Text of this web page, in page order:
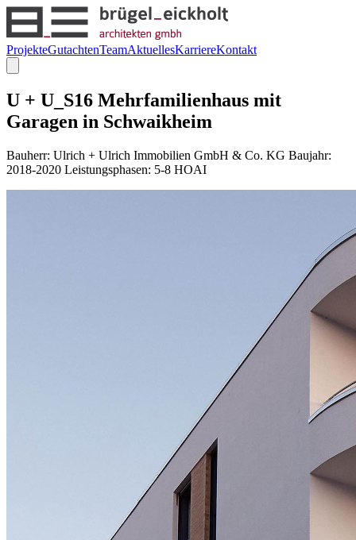
ProjekteGutachtenTeamAktuellesKarriereKontakt
U + U_S16 Mehrfamilienhaus mit
Garagen in Schwaikheim
Bauherr: Ulrich + Ulrich Immobilien GmbH & Co. KG Baujahr:
2018-2020 Leistungsphasen: 5-8 HOAI